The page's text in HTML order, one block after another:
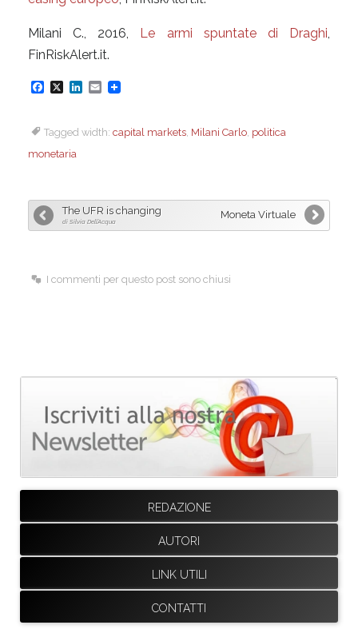
Milani C., 2016, Le armi spuntate di Draghi,
FinRiskAlert.it.
F
c
e
o
o
X
L
n
d
I
E
a
Tagged width: capital markets, Milani Carlo, politica
monetaria
The UFR is changing
di Silvia Dell’Acqua
Moneta Virtuale
I commenti per questo post sono chiusi
REDAZIONE
AUTORI
LINK UTILI
CONTATTI